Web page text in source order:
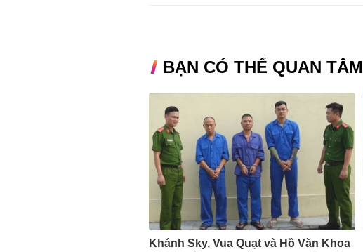
BẠN CÓ THỂ QUAN TÂM
Khánh Sky, Vua Quạt và Hồ Văn Khoa